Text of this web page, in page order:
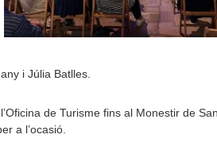
i Júlia Batlles.
de Turisme fins al Monestir de
a l’ocasió.